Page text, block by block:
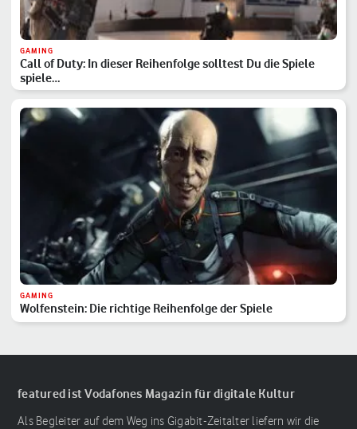
GAMING
Call of Duty: In dieser Reihenfolge solltest Du die Spiele
spiele…
GAMING
Wolfenstein: Die richtige Reihenfolge der Spiele
featured ist Vodafones Magazin für digitale Kultur
Als Begleiter auf dem Weg ins Gigabit-Zeitalter liefern wir die